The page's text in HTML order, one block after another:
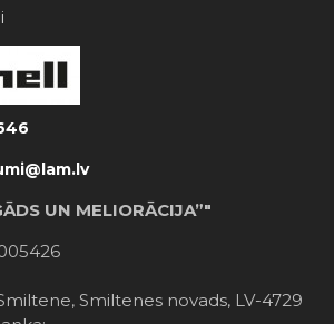
UN MELIORĀCIJA”"
Smiltenes novads, LV-4729